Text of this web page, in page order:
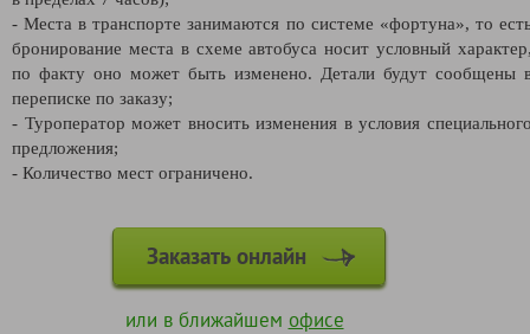
- Места в транспорте занимаются по системе «фортуна», то
бронирование места в схеме автобуса носит условный
по факту оно может быть изменено. Детали будут сообщены
переписке по заказу;
- Туроператор может вносить изменения в условия
предложения;
- Количество мест ограничено.
Заказать онлайн
или в ближайшем офисе